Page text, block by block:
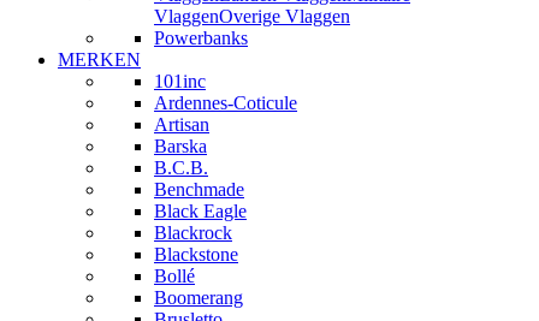
VlaggenOverige Vlaggen
Powerbanks
MERKEN
101inc
Ardennes-Coticule
Artisan
Barska
B.C.B.
Benchmade
Black Eagle
Blackrock
Blackstone
Bollé
Boomerang